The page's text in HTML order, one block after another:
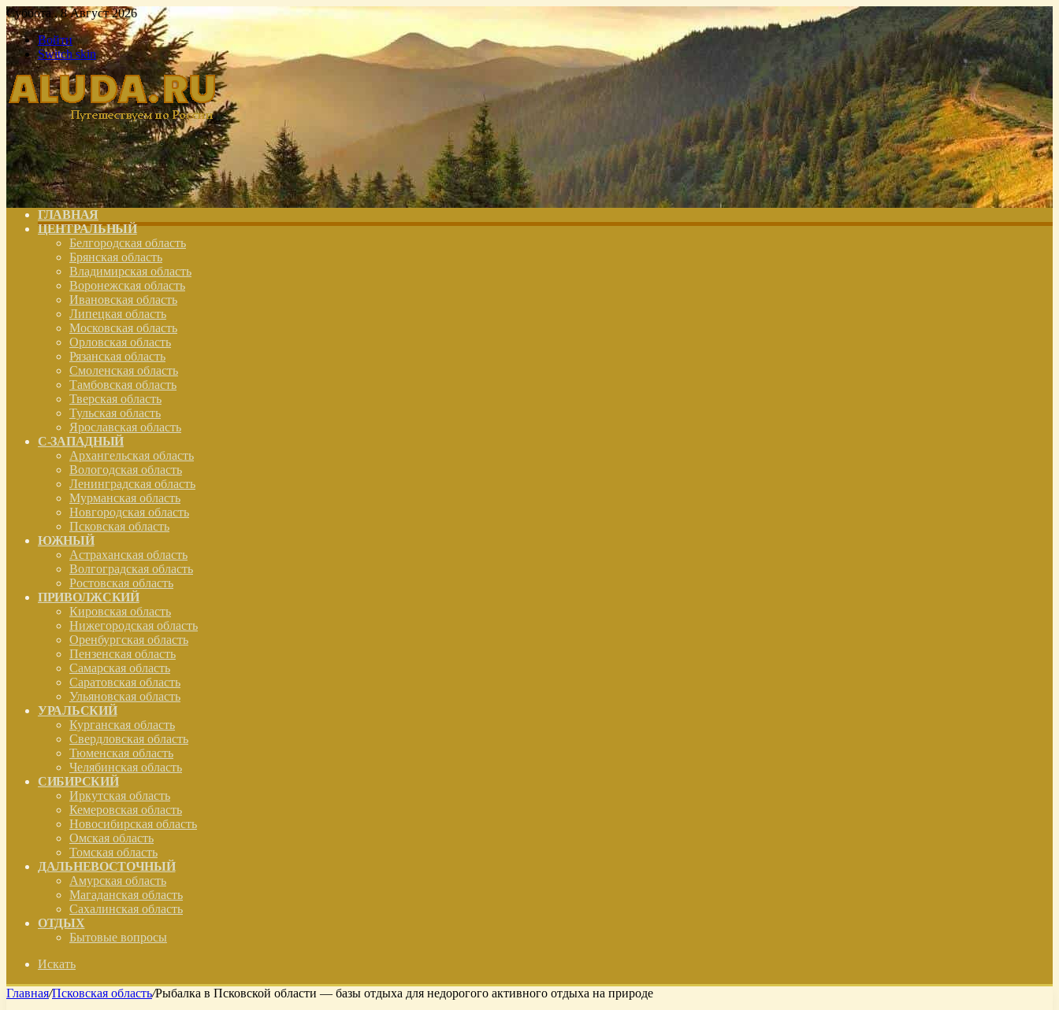
Суббота , 8 Август 2026
Войти
Switch skin
ГЛАВНАЯ
ЦЕНТРАЛЬНЫЙ
Белгородская область
Брянская область
Владимирская область
Воронежская область
Ивановская область
Липецкая область
Московская область
Орловская область
Рязанская область
Смоленская область
Тамбовская область
Тверская область
Тульская область
Ярославская область
С-ЗАПАДНЫЙ
Архангельская область
Вологодская область
Ленинградская область
Мурманская область
Новгородская область
Псковская область
ЮЖНЫЙ
Астраханская область
Волгоградская область
Ростовская область
ПРИВОЛЖСКИЙ
Кировская область
Нижегородская область
Оренбургская область
Пензенская область
Самарская область
Саратовская область
Ульяновская область
УРАЛЬСКИЙ
Курганская область
Свердловская область
Тюменская область
Челябинская область
СИБИРСКИЙ
Иркутская область
Кемеровская область
Новосибирская область
Омская область
Томская область
ДАЛЬНЕВОСТОЧНЫЙ
Амурская область
Магаданская область
Сахалинская область
ОТДЫХ
Бытовые вопросы
Искать
Главная/Псковская область/Рыбалка в Псковской области — базы отдыха для недорогого активного отдыха на природе